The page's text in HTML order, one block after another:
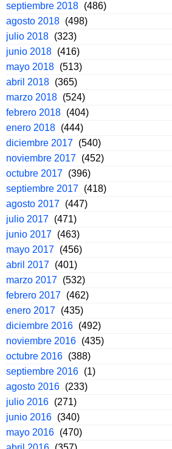
septiembre 2018 (486)
agosto 2018 (498)
julio 2018 (323)
junio 2018 (416)
mayo 2018 (513)
abril 2018 (365)
marzo 2018 (524)
febrero 2018 (404)
enero 2018 (444)
diciembre 2017 (540)
noviembre 2017 (452)
octubre 2017 (396)
septiembre 2017 (418)
agosto 2017 (447)
julio 2017 (471)
junio 2017 (463)
mayo 2017 (456)
abril 2017 (401)
marzo 2017 (532)
febrero 2017 (462)
enero 2017 (435)
diciembre 2016 (492)
noviembre 2016 (435)
octubre 2016 (388)
septiembre 2016 (1)
agosto 2016 (233)
julio 2016 (271)
junio 2016 (340)
mayo 2016 (470)